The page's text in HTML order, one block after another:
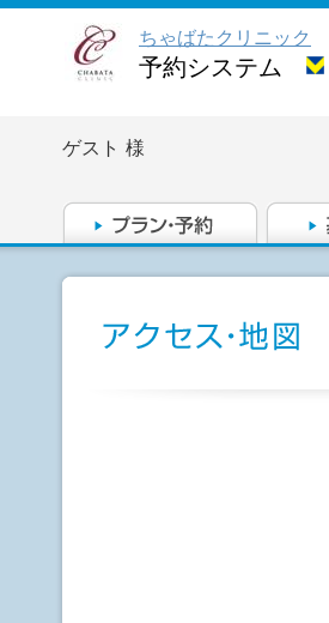
ちゃばたクリニック
予約システム
ゲスト 様